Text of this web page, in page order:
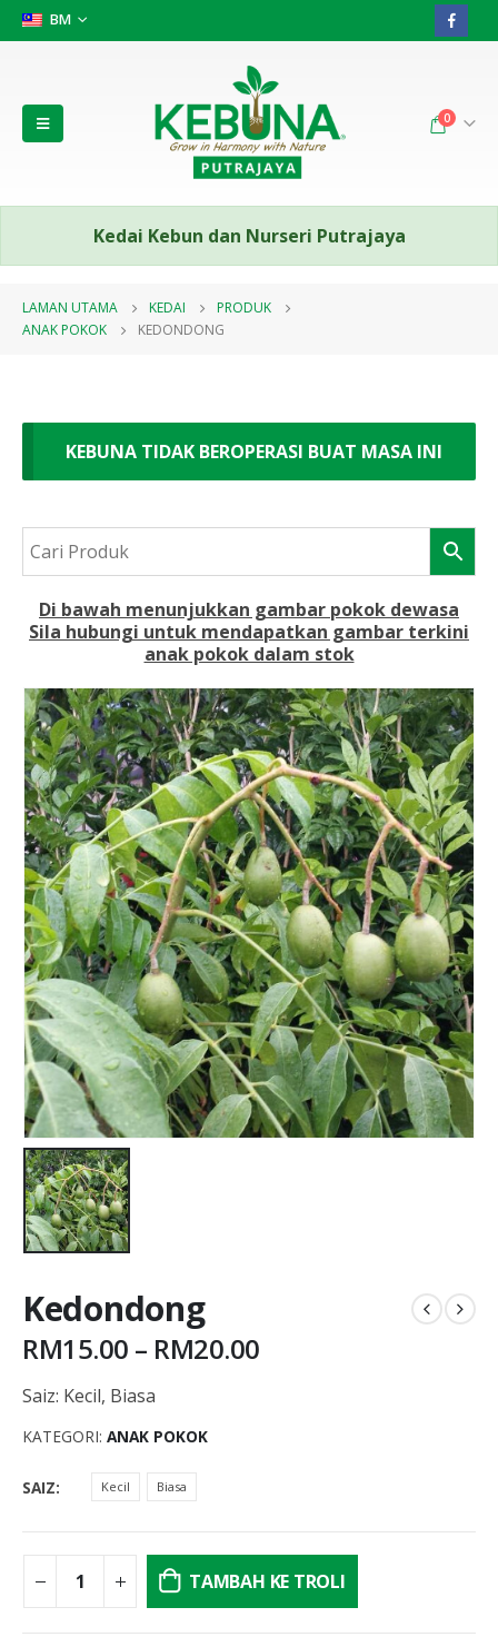
BM
0
Kedai Kebun dan Nurseri Putrajaya
LAMAN UTAMA KEDAI
PRODUK
ANAK POKOK
KEDONDONG
KEBUNA TIDAK BEROPERASI BUAT MASA INI
Di bawah menunjukkan gambar pokok dewasa
Sila hubungi untuk mendapatkan gambar terkini
anak pokok dalam stok
Kedondong
RM15.00 – RM20.00
Saiz: Kecil, Biasa
KATEGORI: ANAK POKOK
SAIZ Kecil Biasa
TAMBAH KE TROLI